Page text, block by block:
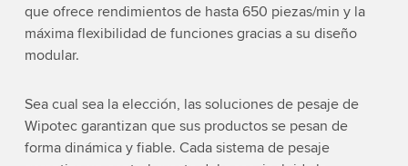
que ofrece rendimientos de hasta 650 piezas/min y la
máxima flexibilidad de funciones gracias a su diseño
modular.
Sea cual sea la elección, las soluciones de pesaje de
Wipotec garantizan que sus productos se pesan de
forma dinámica y fiable. Cada sistema de pesaje